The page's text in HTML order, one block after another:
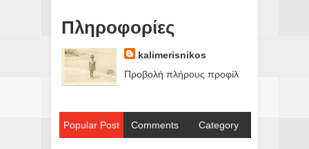
Πληροφορίες
kalimerisnikos
Προβολή πλήρους προφίλ
Popular Post Comments Category